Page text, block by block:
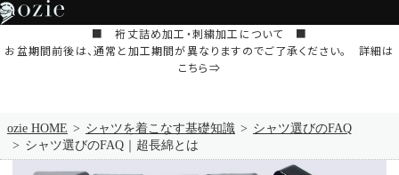
■ 裄丈詰め加工・刺繍加工について ■
お盆期間前後は、通常と加工期間が異なりますのでご了承ください。 詳細は
こちら⇒
ozie HOME シャツを着こなす基礎知識
シャツ選びのFAQ
シャツ選びのFAQ｜超長綿とは